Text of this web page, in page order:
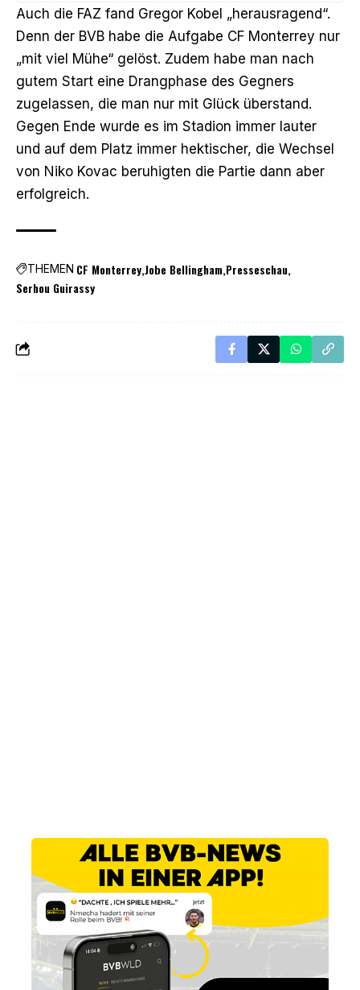
Auch die FAZ fand Gregor Kobel „herausragend“.
Denn der BVB habe die Aufgabe CF Monterrey nur
„mit viel Mühe“ gelöst. Zudem habe man nach
gutem Start eine Drangphase des Gegners
zugelassen, die man nur mit Glück überstand.
Gegen Ende wurde es im Stadion immer lauter
und auf dem Platz immer hektischer, die Wechsel
von Niko Kovac beruhigten die Partie dann aber
erfolgreich.
THEMEN CF MonterreyJobe Bellingham Presseschau
Serhou Guirassy